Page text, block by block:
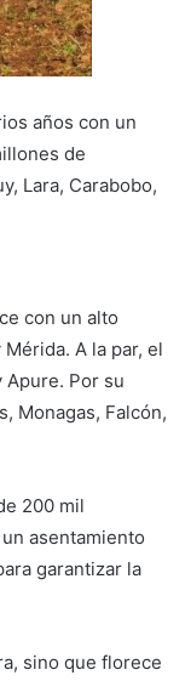
años con un
de
Lara, Carabobo,
con un alto
A la par, el
Apure. Por su
Monagas, Falcón,
200 mil
asentamiento
garantizar la
sino que florece